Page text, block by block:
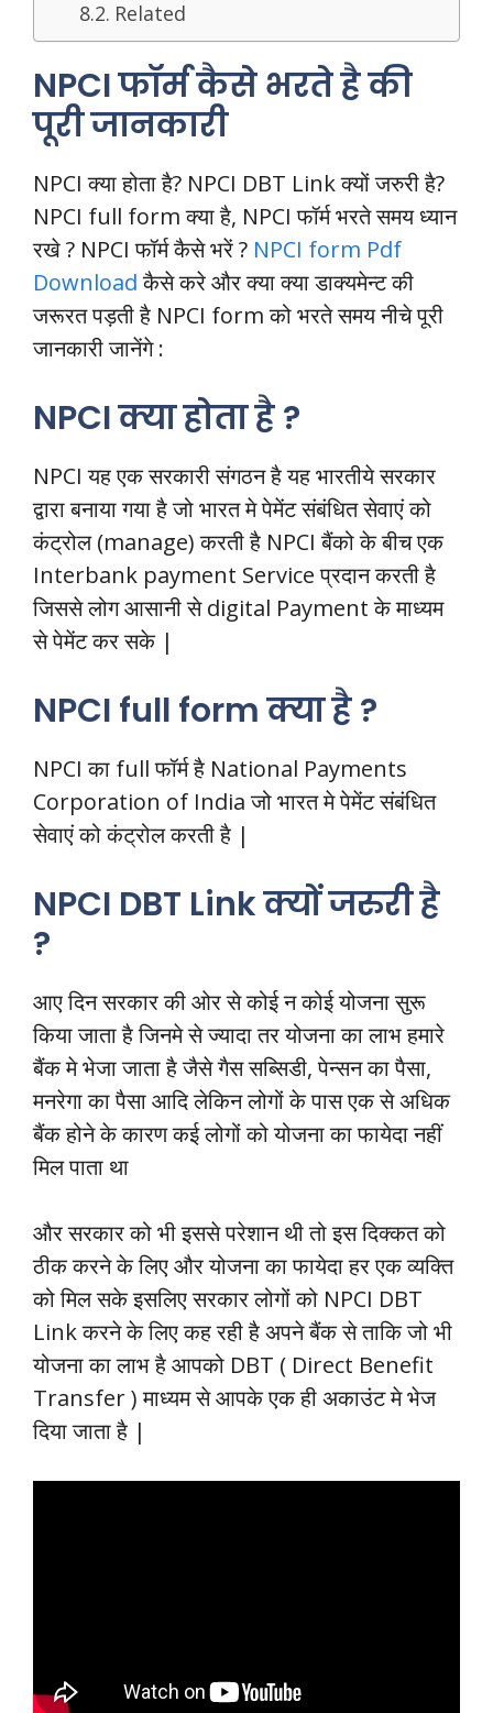
Related
NPCI फॉर्म कैसे भरते है की
पूरी जानकारी
NPCI क्या होता है? NPCI DBT Link क्यों जरुरी है?
NPCI full form क्या है, NPCI फॉर्म भरते समय ध्यान
रखे ? NPCI फॉर्म कैसे भरें ? NPCI form Pdf
Downloadकैसे करे और क्या क्या डाक्यमेन्ट की
जरूरत पड़ती है NPCI form को भरते समय नीचे पूरी
जानकारी जानेंगे :
NPCI क्या होता है ?
NPCI यह एक सरकारी संगठन है यह भारतीये सरकार
द्वारा बनाया गया है जो भारत मे पेमेंट संबंधित सेवाएं को
कंट्रोल (manage) करती है NPCI बैंको के बीच एक
Interbank payment Service प्रदान करती है
जिससे लोग आसानी से digital Payment के माध्यम
से पेमेंट कर सके |
NPCI full form क्या है ?
NPCI का full फॉर्म है National Payments
Corporation of India जो भारत मे पेमेंट संबंधित
सेवाएं को कंट्रोल करती है |
NPCI DBT Link क्यों जरुरी है
?
आए दिन सरकार की ओर से कोई न कोई योजना सुरू
किया जाता है जिनमे से ज्यादा तर योजना का लाभ हमारे
बैंक मे भेजा जाता है जैसे गैस सब्सिडी, पेन्सन का पैसा,
मनरेगा का पैसा आदि लेकिन लोगों के पास एक से अधिक
बैंक होने के कारण कई लोगों को योजना का फायेदा नहीं
मिल पाता था
और सरकार को भी इससे परेशान थी तो इस दिक्कत को
ठीक करने के लिए और योजना का फायेदा हर एक व्यक्ति
को मिल सके इसलिए सरकार लोगों को NPCI DBT
Link करने के लिए कह रही है अपने बैंक से ताकि जो भी
योजना का लाभ है आपको DBT ( Direct Benefit
Transfer ) माध्यम से आपके एक ही अकाउंट मे भेज
दिया जाता है |